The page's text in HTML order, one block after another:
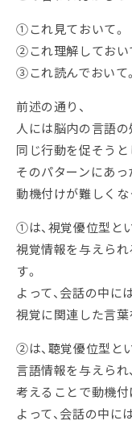
①これ見ておいて。
②これ理解しておい
③これ読んでおいて。
前述の通り、
人には脳内の言語の
同じ行動を促そうと
そのパターンにあっ
動機付けが難しくな
①は、視覚優位型と
視覚情報を与えら
す。
よって、会話の中には
視覚に関連した言葉
②は、聴覚優位型と
言語情報を与えられ、
考えることで動機付
よって、会話の中には